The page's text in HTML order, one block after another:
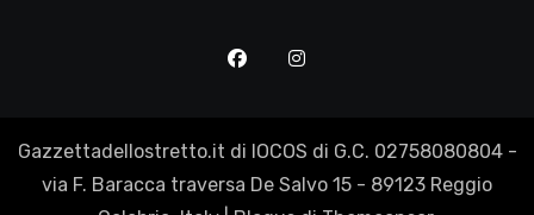
Gazzettadellostretto.it di IOCOS di G.C. 02758080804 -
via F. Baracca traversa De Salvo 15 - 89123 Reggio